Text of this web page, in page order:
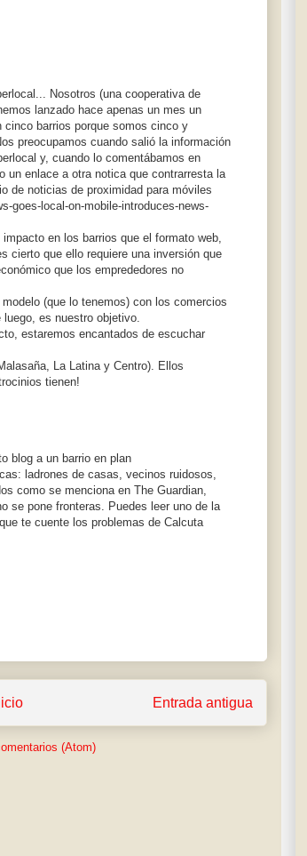
Nosotros (una cooperativa de
lanzado hace apenas un mes un
cinco barrios porque somos cinco y
preocupamos cuando salió la información
y, cuando lo comentábamos en
un enlace a otra notica que contrarresta la
de noticias de proximidad para móviles
goes-local-on-mobile-introduces-news-
en los barrios que el formato web,
cierto que ello requiere una inversión que
que los emprededores no
(que lo tenemos) con los comercios
es nuestro objetivo.
estaremos encantados de escuchar
La Latina y Centro). Ellos
tienen!
blog a un barrio en plan
ladrones de casas, vecinos ruidosos,
como se menciona en The Guardian,
se pone fronteras. Puedes leer uno de la
te cuente los problemas de Calcuta
Entrada antigua
(Atom)